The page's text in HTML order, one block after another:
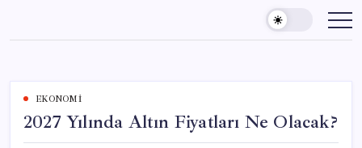
content
EKONOMI
2027 Yılında Altın Fiyatları Ne Olacak?